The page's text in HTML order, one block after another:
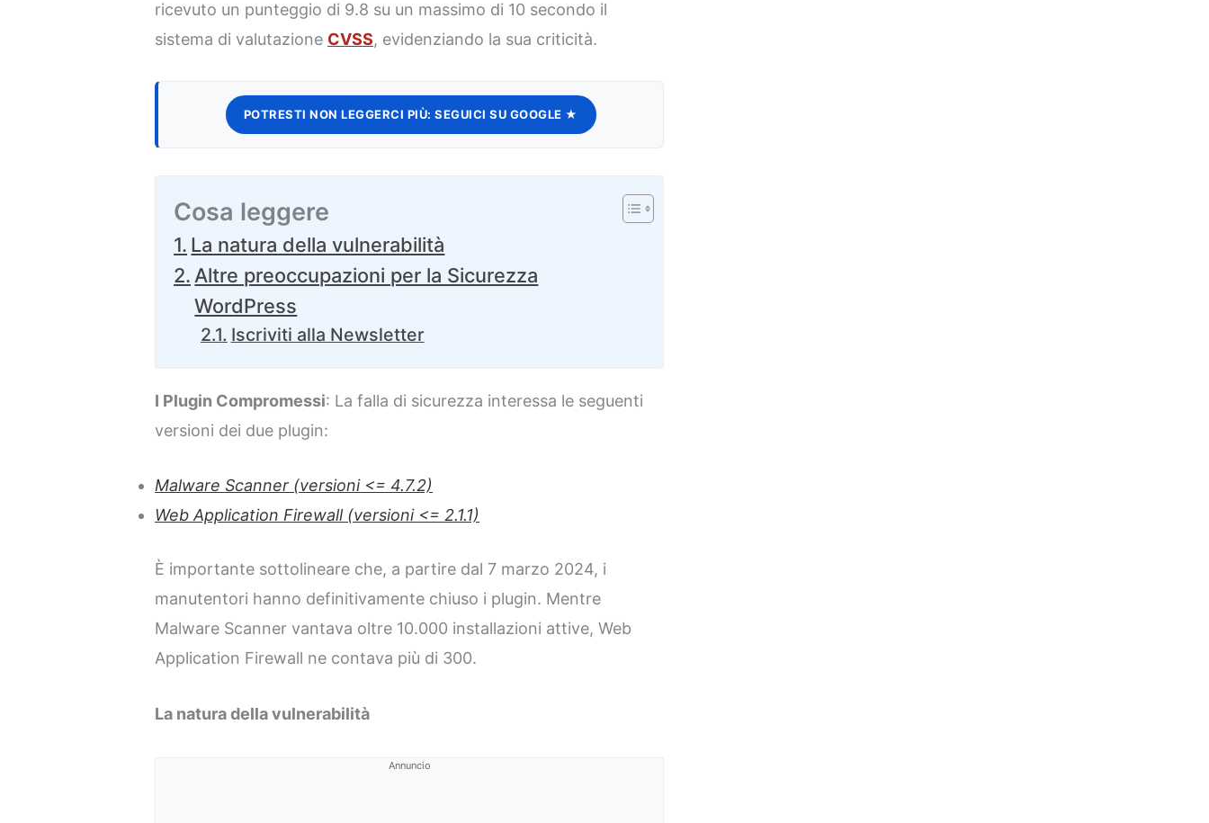
ricevuto un punteggio di 9.8 su un massimo di 10 secondo il
sistema di valutazione CVSS, evidenziando la sua criticità.
POTRESTI NON LEGGERCI PIÙ: SEGUICI SU GOOGLE ★
Cosa leggere
La natura della vulnerabilità
Altre preoccupazioni per la Sicurezza
WordPress
Iscriviti alla Newsletter
I Plugin Compromessi: La falla di sicurezza interessa le seguenti
versioni dei due plugin:
Malware Scanner (versioni <= 4.7.2)
Web Application Firewall (versioni <= 2.1.1)
È importante sottolineare che, a partire dal 7 marzo 2024, i
manutentori hanno definitivamente chiuso i plugin. Mentre
Malware Scanner vantava oltre 10.000 installazioni attive, Web
Application Firewall ne contava più di 300.
La natura della vulnerabilità
Annuncio